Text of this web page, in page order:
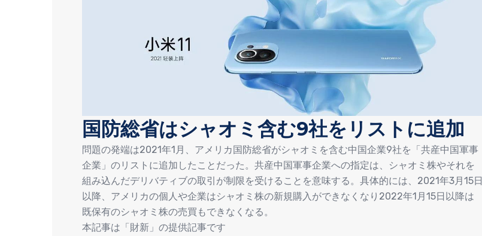
国防総省はシャオミ含む9社をリストに追加
問題の発端は2021年1月、アメリカ国防総省がシャオミを含む中国企業9社を「共産中国軍事
企業」のリストに追加したことだった。共産中国軍事企業への指定は、シャオミ株やそれを
組み込んだデリバティブの取引が制限を受けることを意味する。具体的には、2021年3月15日
以降、アメリカの個人や企業はシャオミ株の新規購入ができなくなり2022年1月15日以降は
既保有のシャオミ株の売買もできなくなる。
本記事は「財新」の提供記事です